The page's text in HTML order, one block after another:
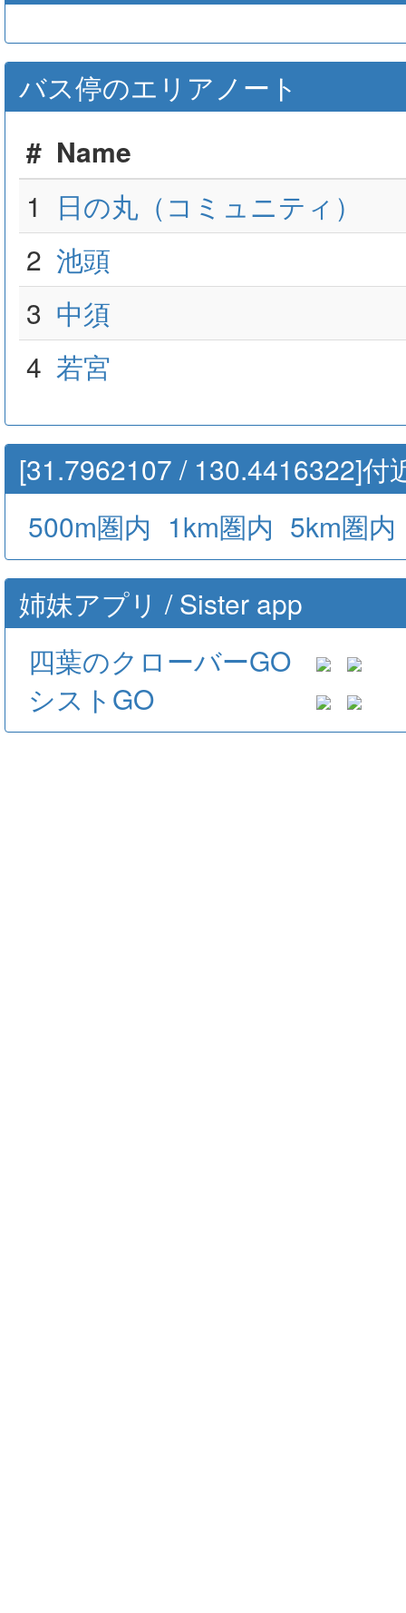
バス停のエリアノート
# Name
1
日の丸（コミュニティ）
2 池頭
3 中須
4 若宮
[31.7962107 / 130.4416322]付
500m圏内 1km圏内 5km圏内
姉妹アプリ / Sister app
四葉のクローバーGO
シストGO